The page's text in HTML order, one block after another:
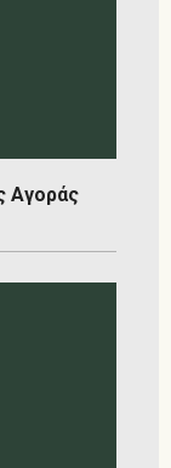
Αγοράς